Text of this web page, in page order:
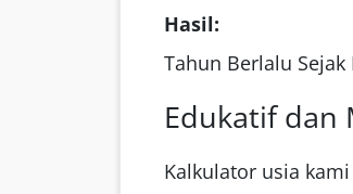
Hasil:
Tahun Berlalu
Edukatif dan
Kalkulator usia